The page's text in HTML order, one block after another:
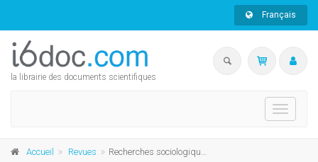
Français
la librairie des documents scientifiques
Toggle
Accueil Revues Recherches sociologiques et anthropologiques XXXV-2004